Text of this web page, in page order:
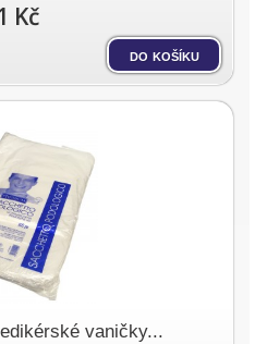
Kč
do košíku
vaničky...